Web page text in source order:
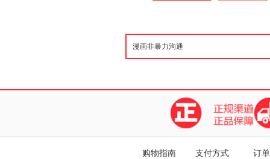
购物指南 支付方式 订